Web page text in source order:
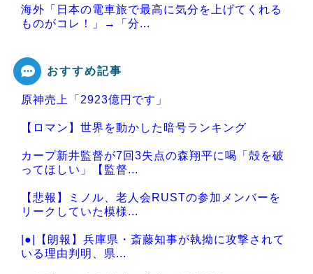
海外「日本の電車旅で最高に気分を上げてくれる
ものがコレ！」→「分...
Powered by livedoor 相互RSS
おすすめ記事
原神売上「2923億円です」
【ロマン】世界を動かした暗号ランキング
カープ新井監督が7回3失点の森翔平に喝「殻を破
ってほしい」【監督...
【悲報】ミノル、老人会RUSTの参加メンバーを
リークしていた模様...
|●|【朗報】兵庫県・斎藤知事が執拗に攻撃されて
いる理由判明、県...